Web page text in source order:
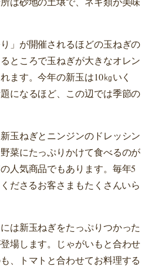
」が開催されるほどの玉ねぎの
ところで玉ねぎが大きなオレン
ます。今年の新玉は10㎏いく
になるほど、この辺では季節の
玉ねぎとニンジンのドレッシン
菜にたっぷりかけて食べるのが
人気商品でもあります。毎年5
ださるお客さまもたくさんいら
は新玉ねぎをたっぷりつかった
場します。じゃがいもと合わせ
、トマトと合わせてお料理する